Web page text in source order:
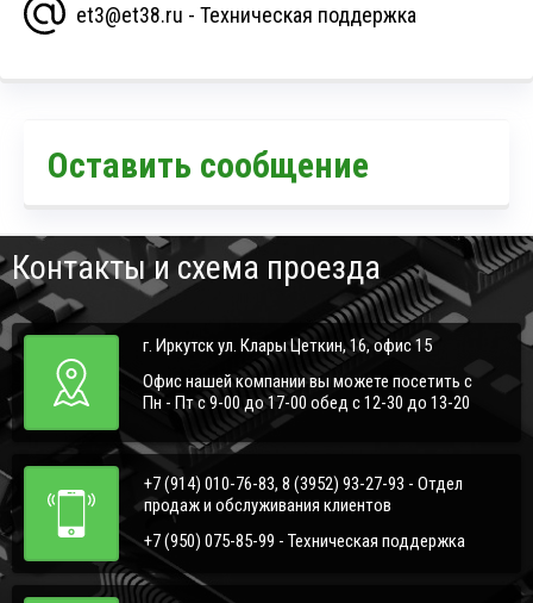
et3@et38.ru - Техническая поддержка
Оставить сообщение
Контакты и схема проезда
г. Иркутск ул. Клары Цеткин, 16, офис 15
Офис нашей компании вы можете посетить с
Пн - Пт с 9-00 до 17-00 обед с 12-30 до 13-20
+7 (914) 010-76-83, 8 (3952) 93-27-93 - Отдел
продаж и обслуживания клиентов
+7 (950) 075-85-99 - Техническая поддержка